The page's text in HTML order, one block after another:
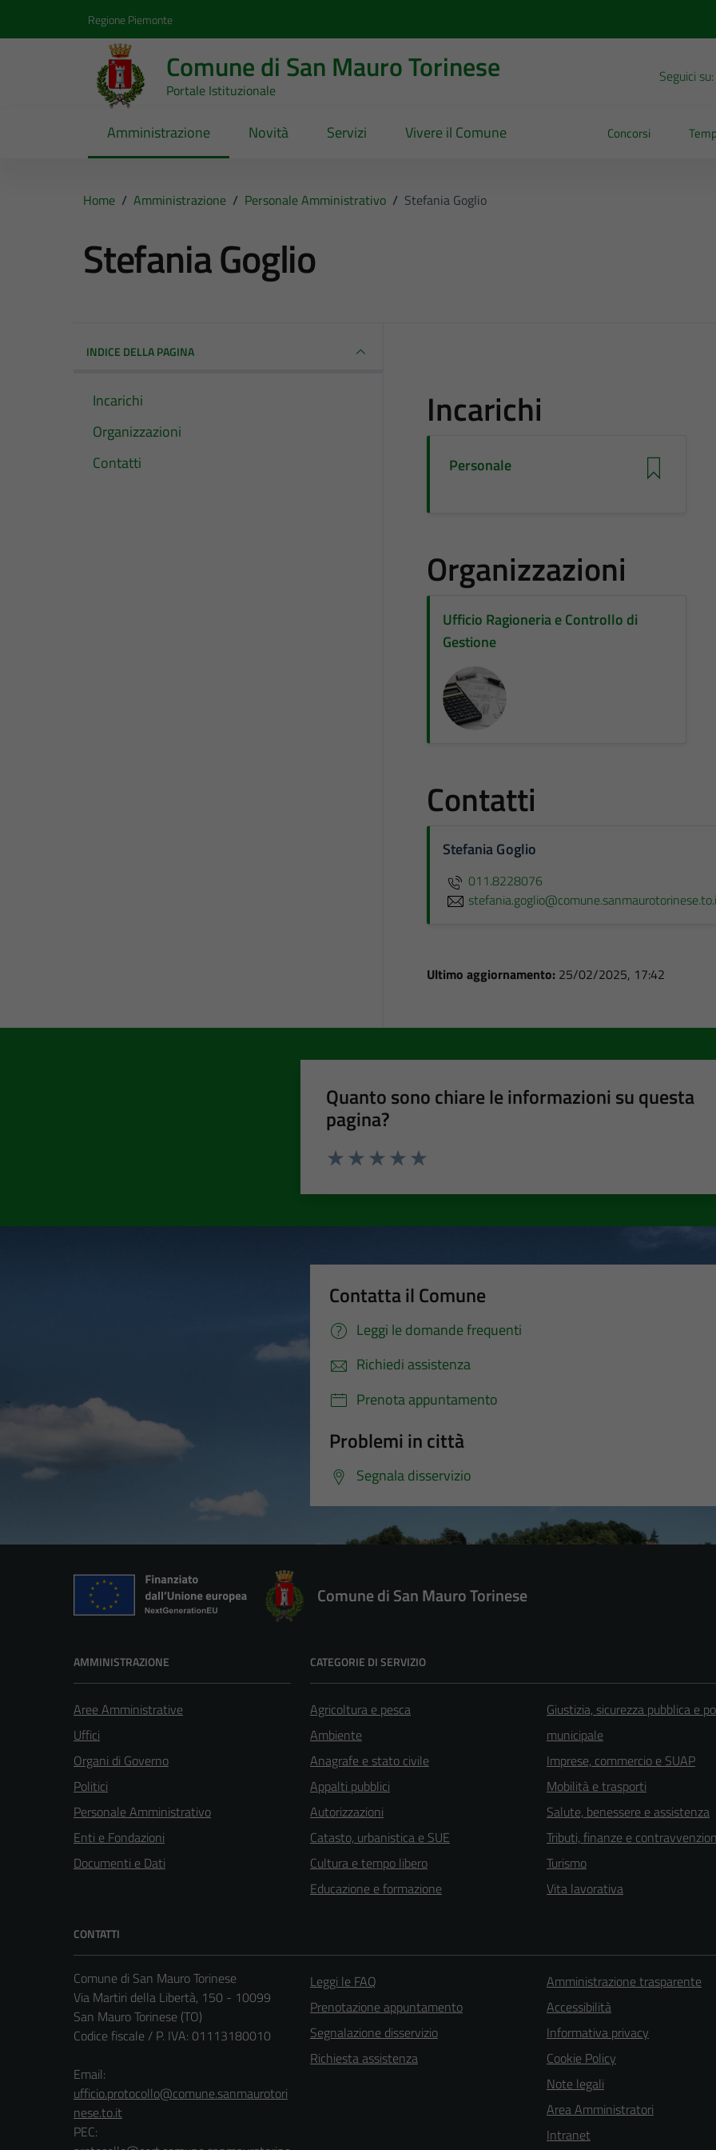
Regione Piemonte
Comune di San Mauro Torinese
Portale Istituzionale
Seguici su:
Amministrazione Novità Servizi Vivere il Comune Concorsi
Home / Amministrazione / Personale Amministrativo / Stefania Goglio
Stefania Goglio
INDICE DELLA PAGINA
Incarichi
Organizzazioni
Contatti
Incarichi
Personale
Organizzazioni
Ufficio Ragioneria e Controllo di
Gestione
Contatti
Stefania Goglio
011.8228076
Ultimo aggiornamento: 25/02/2025, 17:42
Quanto sono chiare le informazioni su questa
pagina?
Contatta il Comune
Leggi le domande frequenti
Richiedi assistenza
Prenota appuntamento
Problemi in città
Segnala disservizio
Comune di San Mauro Torinese
AMMINISTRAZIONE
Aree Amministrative
Uffici
Organi di Governo
Politici
Personale Amministrativo
Enti e Fondazioni
Documenti e Dati
CATEGORIE DI SERVIZIO
Agricoltura e pesca
Ambiente
Anagrafe e stato civile
Appalti pubblici
Autorizzazioni
Catasto, urbanistica e SUE
Cultura e tempo libero
Educazione e formazione
Giustizia, sicurezza pubblica e
municipale
Imprese, commercio e SUAP
Mobilità e trasporti
Salute, benessere e assistenza
Tributi, finanze e
Turismo
Vita lavorativa
CONTATTI
Comune di San Mauro Torinese
Via Martiri della Libertà, 150 - 10099
San Mauro Torinese (TO)
Codice fiscale / P. IVA: 01113180010
Email:
ufficio.protocollo@comune.sanmaurotori
nese.to.it
PEC:
Leggi le FAQ
Prenotazione appuntamento
Segnalazione disservizio
Richiesta assistenza
Amministrazione trasparente
Accessibilità
Informativa privacy
Cookie Policy
Note legali
Area Amministratori
Intranet